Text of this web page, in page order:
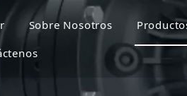
Sobre Nosotros